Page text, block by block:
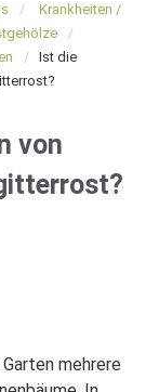
Krankheiten /
Ist die
von
mehrere